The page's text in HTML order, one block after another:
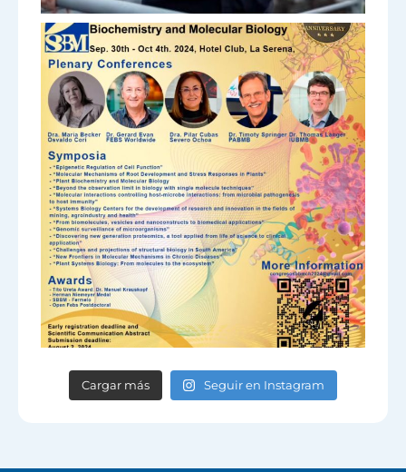
Cargar más Seguir en Instagram